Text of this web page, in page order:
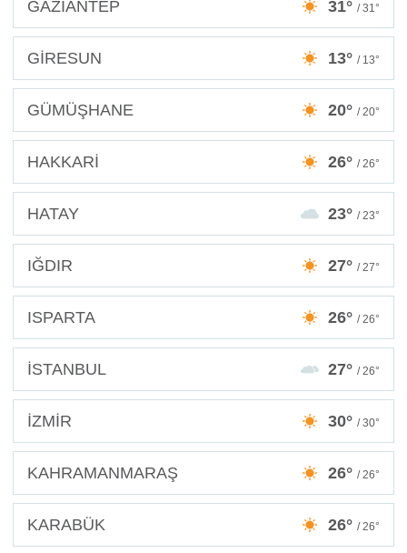
GAZİANTEP 31° / 31°
GİRESUN 13° / 13°
GÜMÜŞHANE 20° / 20°
HAKKARİ 26° / 26°
HATAY 23° / 23°
IĞDIR 27° / 27°
ISPARTA 26° / 26°
İSTANBUL 27° / 26°
İZMİR 30° / 30°
KAHRAMANMARAŞ 26° / 26°
KARABÜK 26° / 26°